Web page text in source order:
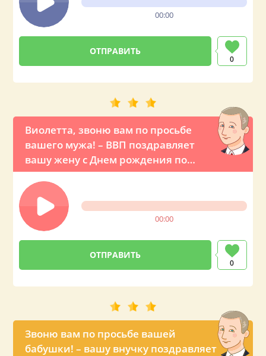
00:00
0
Виолетта, звоню вам по просьбе
вашего мужа! – ВВП поздравляет
вашу жену с Днем рождения по
телефону
00:00
0
Звоню вам по просьбе вашей
бабушки! – вашу внучку поздравляет